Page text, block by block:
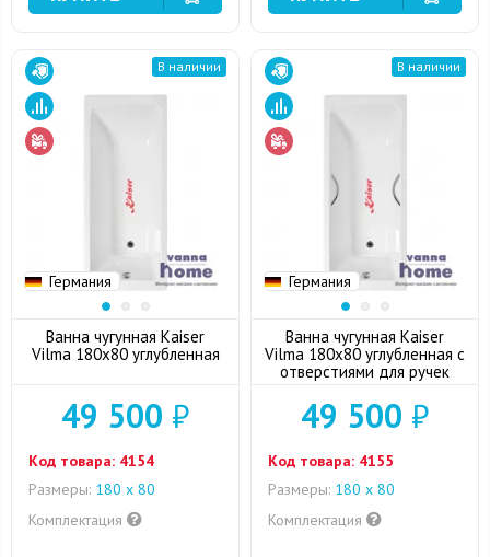
Германия
В наличии
Ванна чугунная Kaiser
Vilma 180x80 углубленная
49 500 ₽
Код товара: 4154
Размеры: 180 x 80
Комплектация
Германия
В наличии
Ванна чугунная Kaiser
Vilma 180x80 углубленная с
отверстиями для ручек
49 500 ₽
Код товара: 4155
Размеры: 180 x 80
Комплектация